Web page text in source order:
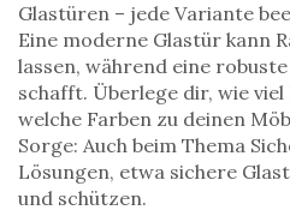
Glastüren – jede Variante
Eine moderne Glastür kann
lassen, während eine
schafft. Überlege dir, wie
welche Farben zu deinen
Sorge: Auch beim Thema
Lösungen, etwa sichere
und schützen.